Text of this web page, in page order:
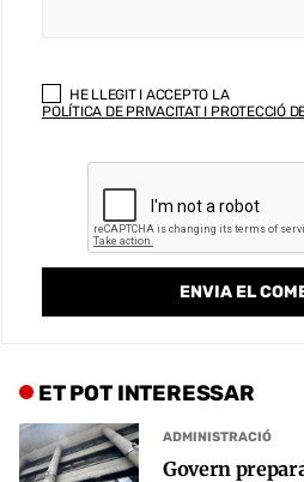
HE LLEGIT I ACCEPTO LA
POLÍTICA DE PRIVACITAT I PROTECCIÓ
ET POT INTERESSAR
ADMINISTRACIÓ
Govern